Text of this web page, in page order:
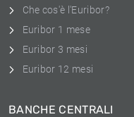
Che cos'è l'Euribor?
Euribor 1 mese
Euribor 3 mesi
Euribor 12 mesi
BANCHE CENTRALI